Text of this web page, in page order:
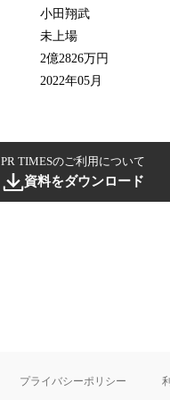
小田翔武
未上場
2億2826万円
2022年05月
PR TIMESのご利用について
資料をダウンロード
プライバシーポリシー